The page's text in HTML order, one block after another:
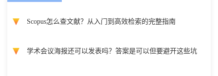
Scopus怎么查文献？从入门到高效检索的完整指南
学术会议海报还可以发表吗？答案是可以但要避开这些坑